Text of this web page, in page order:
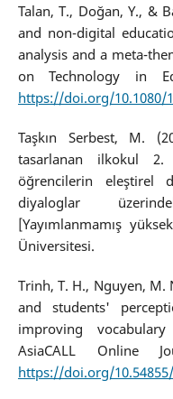
Talan, T., Doğan, Y., &
and non-digital
analysis and a meta-
on Technology in
https://doi.org/10.1080/
Taşkın Serbest, M.
tasarlanan ilkokul 2.
öğrencilerin eleştirel
diyaloglar
[Yayımlanmamış
Üniversitesi.
Trinh, T. H., Nguyen, M.
and students'
improving
AsiaCALL Online
https://doi.org/